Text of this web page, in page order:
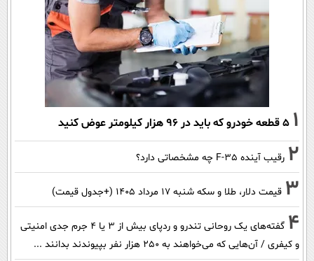
1 ۵ قطعه خودرو که باید در ۹۶ هزار کیلومتر عوض کنید
2 رقیب آینده F-35 چه مشخصاتی دارد؟
3 قیمت دلار، طلا و سکه شنبه ۱۷ مرداد ۱۴۰۵ (+جدول قیمت)
4
گفته‌های یک روحانی تندرو و ردپای بیش از ۳ یا ۴ جرم جدی امنیتی
و کیفری / آن‌هایی که می‌خواهند به ۲۵۰ هزار نفر بپیوندند بدانند ...